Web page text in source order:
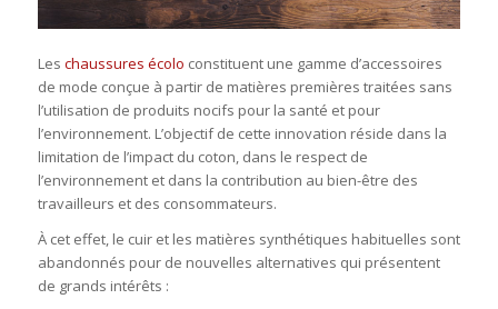
Les chaussures écolo constituent une gamme d’accessoires
de mode conçue à partir de matières premières traitées sans
l’utilisation de produits nocifs pour la santé et pour
l’environnement. L’objectif de cette innovation réside dans la
limitation de l’impact du coton, dans le respect de
l’environnement et dans la contribution au bien-être des
travailleurs et des consommateurs.
À cet effet, le cuir et les matières synthétiques habituelles sont
abandonnés pour de nouvelles alternatives qui présentent
de grands intérêts :